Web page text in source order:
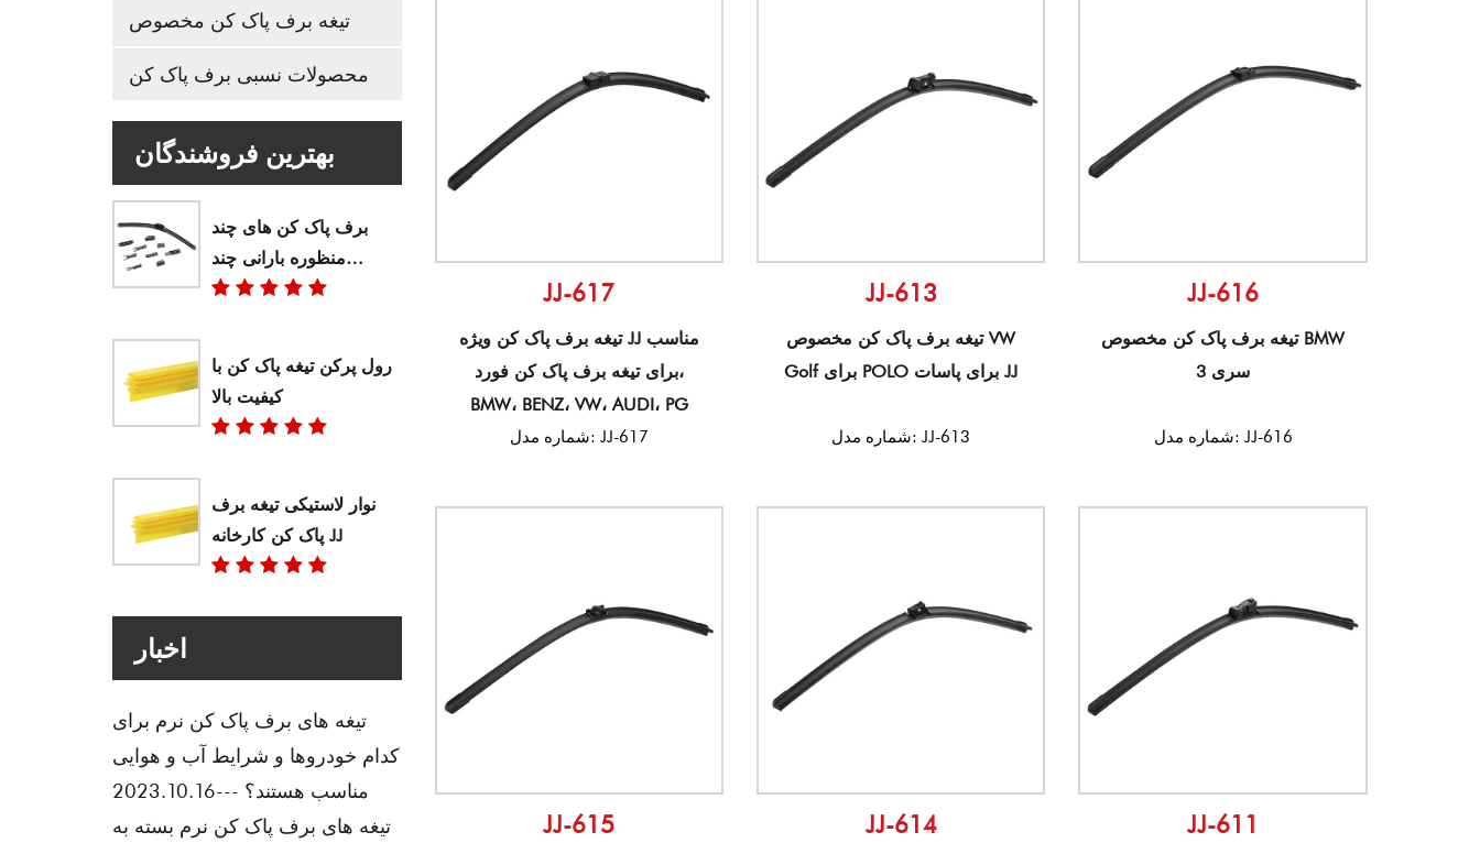
تیغه برف پاک کن مخصوص
محصولات نسبی برف پاک کن
بهترین فروشندگان
برف پاک کن های چند
منظوره بارانی چند
منظوره OEM خوش آمدید
رول پرکن تیغه پاک کن با
کیفیت بالا
نوار لاستیکی تیغه برف
پاک کن کارخانه JJ
اخبار
تیغه های برف پاک کن نرم برای
کدام خودروها و شرایط آب و هوایی
مناسب هستند؟ ---2023.10.16
تیغه های برف پاک کن نرم بسته به
JJ-617
تیغه برف پاک کن ویژه JJ مناسب
برای تیغه برف پاک کن فورد،
BMW، BENZ، VW، AUDI، PG
شماره مدل: JJ-617
JJ-613
تیغه برف پاک کن مخصوص VW
Golf برای POLO برای پاسات JJ
شماره مدل: JJ-613
JJ-616
تیغه برف پاک کن مخصوص BMW
سری 3
شماره مدل: JJ-616
JJ-615 JJ-614 JJ-611